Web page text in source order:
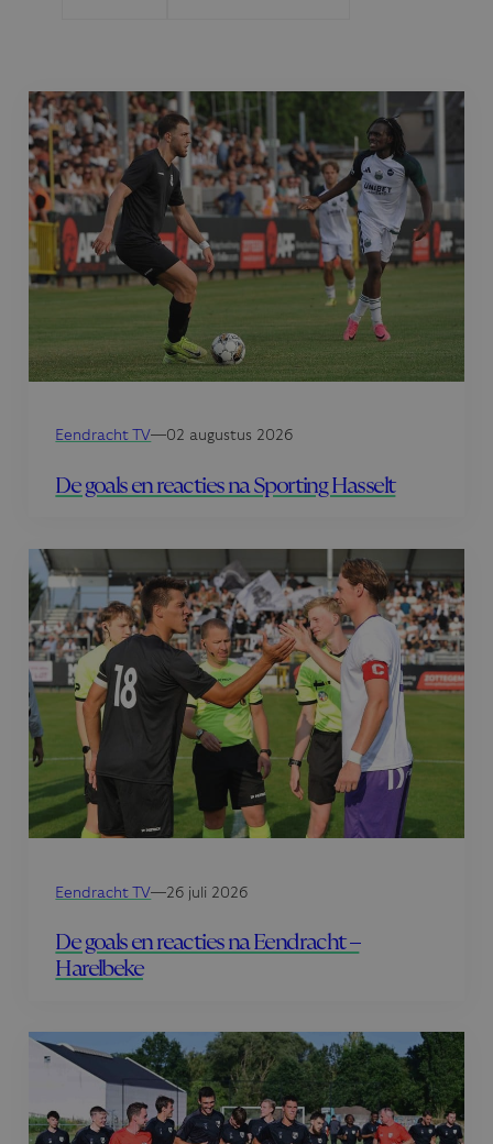
Eendracht TV—02 augustus 2026
De goals en reacties na Sporting Hasselt
Eendracht TV—26 juli 2026
De goals en reacties na Eendracht –
Harelbeke